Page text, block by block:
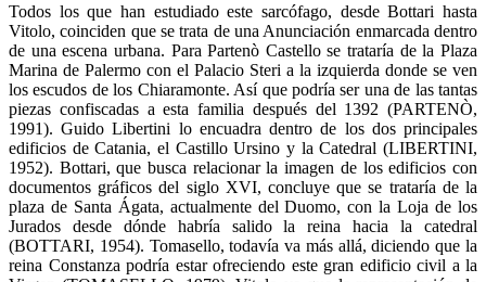
Todos los que han estudiado este sarcófago, desde Bottari hasta
Vitolo, coinciden que se trata de una Anunciación enmarcada dentro
de una escena urbana. Para Partenò Castello se trataría de la Plaza
Marina de Palermo con el Palacio Steri a la izquierda donde se ven
los escudos de los Chiaramonte. Así que podría ser una de las tantas
piezas confiscadas a esta familia después del 1392 (PARTENÒ,
1991). Guido Libertini lo encuadra dentro de los dos principales
edificios de Catania, el Castillo Ursino y la Catedral (LIBERTINI,
1952). Bottari, que busca relacionar la imagen de los edificios con
documentos gráficos del siglo XVI, concluye que se trataría de la
plaza de Santa Ágata, actualmente del Duomo, con la Loja de los
Jurados desde dónde habría salido la reina hacia la catedral
(BOTTARI, 1954). Tomasello, todavía va más allá, diciendo que la
reina Constanza podría estar ofreciendo este gran edificio civil a la